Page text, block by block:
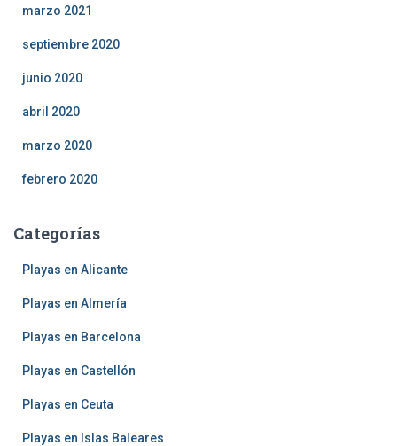
marzo 2021
septiembre 2020
junio 2020
abril 2020
marzo 2020
febrero 2020
Categorías
Playas en Alicante
Playas en Almería
Playas en Barcelona
Playas en Castellón
Playas en Ceuta
Playas en Islas Baleares